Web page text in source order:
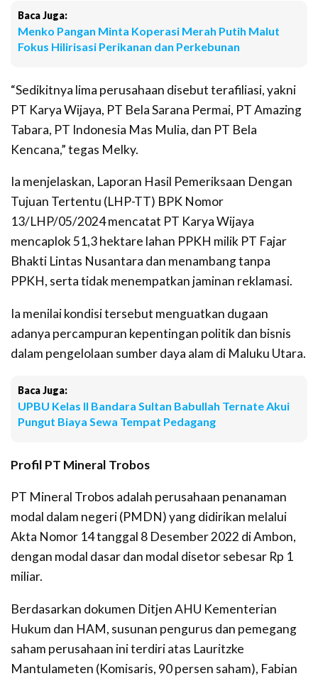
Baca Juga:
Menko Pangan Minta Koperasi Merah Putih Malut
Fokus Hilirisasi Perikanan dan Perkebunan
“Sedikitnya lima perusahaan disebut terafiliasi, yakni
PT Karya Wijaya, PT Bela Sarana Permai, PT Amazing
Tabara, PT Indonesia Mas Mulia, dan PT Bela
Kencana,” tegas Melky.
Ia menjelaskan, Laporan Hasil Pemeriksaan Dengan
Tujuan Tertentu (LHP-TT) BPK Nomor
13/LHP/05/2024 mencatat PT Karya Wijaya
mencaplok 51,3 hektare lahan PPKH milik PT Fajar
Bhakti Lintas Nusantara dan menambang tanpa
PPKH, serta tidak menempatkan jaminan reklamasi.
Ia menilai kondisi tersebut menguatkan dugaan
adanya percampuran kepentingan politik dan bisnis
dalam pengelolaan sumber daya alam di Maluku Utara.
Baca Juga:
UPBU Kelas II Bandara Sultan Babullah Ternate Akui
Pungut Biaya Sewa Tempat Pedagang
Profil PT Mineral Trobos
PT Mineral Trobos adalah perusahaan penanaman
modal dalam negeri (PMDN) yang didirikan melalui
Akta Nomor 14 tanggal 8 Desember 2022 di Ambon,
dengan modal dasar dan modal disetor sebesar Rp 1
miliar.
Berdasarkan dokumen Ditjen AHU Kementerian
Hukum dan HAM, susunan pengurus dan pemegang
saham perusahaan ini terdiri atas Lauritzke
Mantulameten (Komisaris, 90 persen saham), Fabian